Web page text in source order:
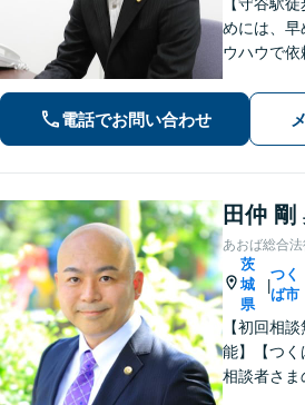
めには、早
ウハウで依
す。借金
その他ど
電話でお問い合わせ
田仲 剛
あおば総合
茨
城
県
|
つく
ば市
【初回相
能】【つく
相談者さま